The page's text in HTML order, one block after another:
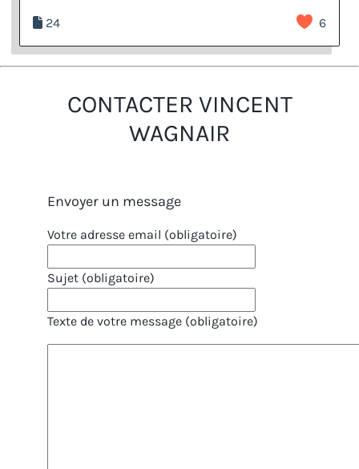
24 6
CONTACTER VINCENT
WAGNAIR
Envoyer un message
Votre adresse email (obligatoire)
Sujet (obligatoire)
Texte de votre message (obligatoire)